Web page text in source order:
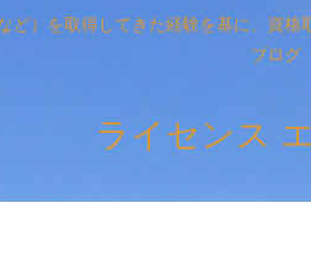
）を取得してきた経験を基に、資
ブログ
ライセンス